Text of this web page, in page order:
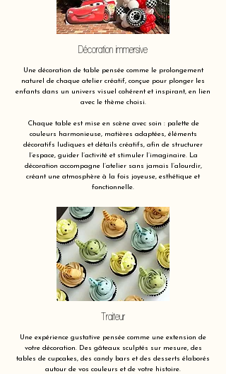
Décoration immersive
Une décoration de table pensée comme le prolongement
naturel de chaque atelier créatif, conçue pour plonger les
enfants dans un univers visuel cohérent et inspirant, en lien
avec le thème choisi.
Chaque table est mise en scène avec soin : palette de
couleurs harmonieuse, matières adaptées, éléments
décoratifs ludiques et détails créatifs, afin de structurer
l’espace, guider l’activité et stimuler l’imaginaire. La
décoration accompagne l’atelier sans jamais l’alourdir,
créant une atmosphère à la fois joyeuse, esthétique et
fonctionnelle.
Traiteur
Une expérience gustative pensée comme une extension de
votre décoration. Des gâteaux sculptés sur mesure, des
tables de cupcakes, des candy bars et des desserts élaborés
autour de vos couleurs et de votre histoire.